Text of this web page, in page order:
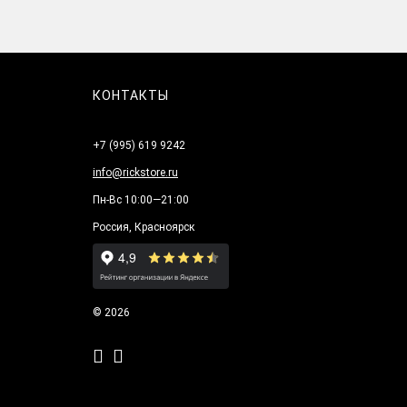
КОНТАКТЫ
+7 (995) 619 9242
info@rickstore.ru
Пн-Вс 10:00—21:00
Россия, Красноярск
© 2026